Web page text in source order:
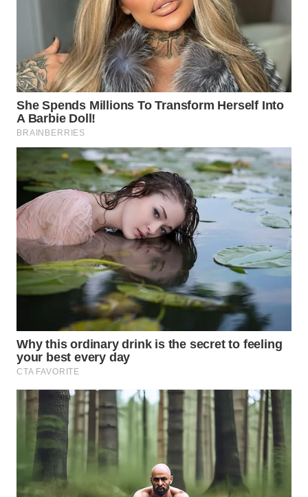
UTARA
WN
SAMOSIR
WN
PADANG
LAWAS
WN
SUMEDANG
WN
CIANJUR
WN
KEPULAUAN
WN
TANGERANG
WN
BINJAI
CIREBON